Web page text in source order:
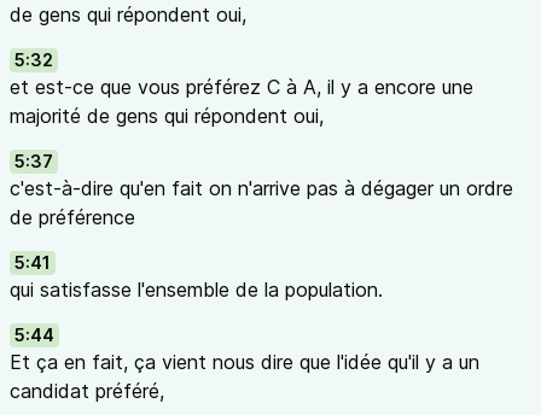
de gens qui répondent oui,
5:32
et est-ce que vous préférez C à A, il y a encore une
majorité de gens qui répondent oui,
5:37
c'est-à-dire qu'en fait on n'arrive pas à dégager un ordre
de préférence
5:41
qui satisfasse l'ensemble de la population.
5:44
Et ça en fait, ça vient nous dire que l'idée qu'il y a un
candidat préféré,